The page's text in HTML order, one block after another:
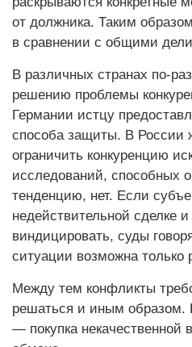
от должника. Таким
в сравнении с общими
В различных странах
решению проблемы
Германии истцу
способа защиты. В России
ограничить конкуренцию
исследований, способных
тенденцию, нет. Если
недействительной сделке и
виндицировать, суды
ситуации возможна только
Между тем конфликты
решаться и иным образом.
— покупка